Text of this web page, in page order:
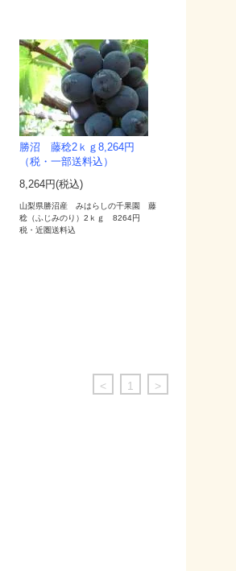
勝沼 藤稔2ｋｇ8,264円
（税・一部送料込）
8,264円(税込)
山梨県勝沼産 みはらしの千果園 藤
稔（ふじみのり）2ｋｇ 8264円
税・近圏送料込
< 1 >